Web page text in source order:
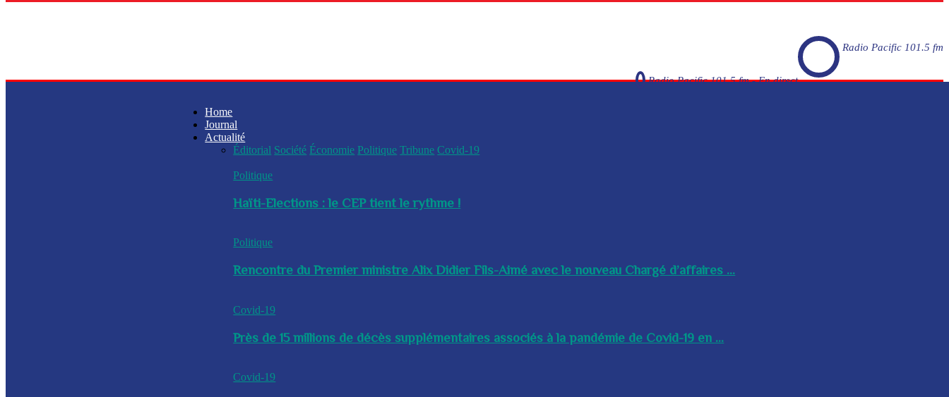
Radio Pacific 101.5 fm
Radio Pacific 101.5 fm - En direct
Home
Journal
Actualité
Éditorial Société Économie Politique Tribune Covid-19
Politique
Haïti-Elections : le CEP tient le rythme !
Politique
Rencontre du Premier ministre Alix Didier Fils-Aimé avec le nouveau Chargé d’affaires ...
Covid-19
Près de 15 millions de décès supplémentaires associés à la pandémie de Covid-19 en ...
Covid-19